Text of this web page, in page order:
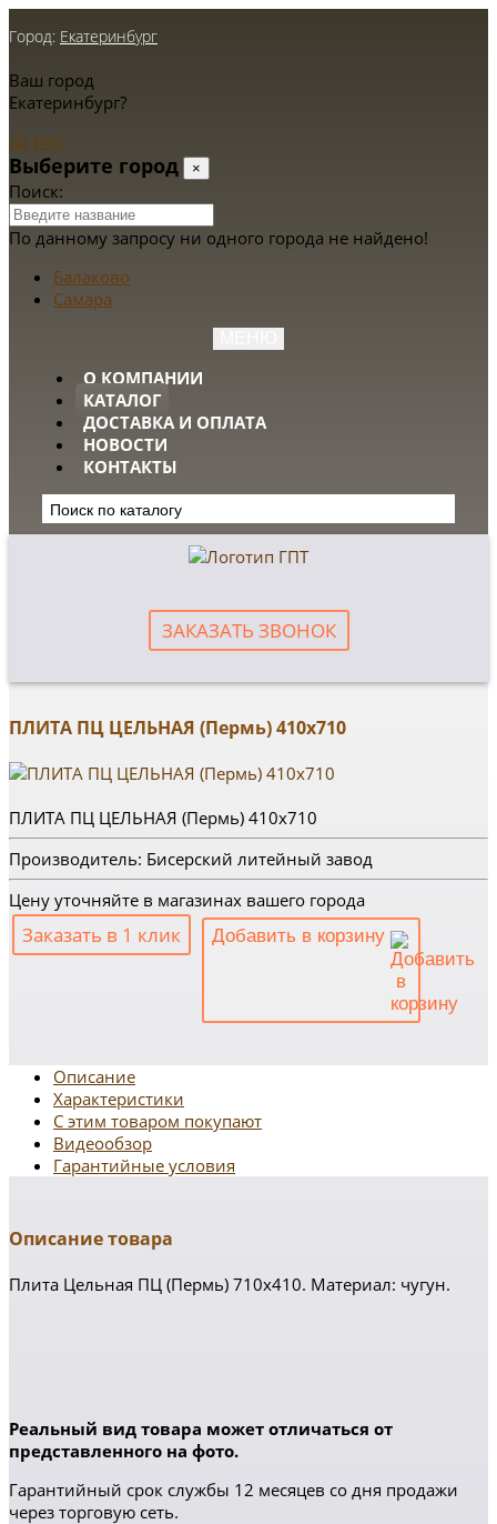
Город: Екатеринбург
Ваш город
Екатеринбург?
Да Нет
Выберите город ×
Поиск:
По данному запросу ни одного города не найдено!
Балаково
Самара
О КОМПАНИИ
КАТАЛОГ
ДОСТАВКА И ОПЛАТА
НОВОСТИ
КОНТАКТЫ
ЗАКАЗАТЬ ЗВОНОК
ПЛИТА ПЦ ЦЕЛЬНАЯ (Пермь) 410х710
ПЛИТА ПЦ ЦЕЛЬНАЯ (Пермь) 410х710
Производитель: Бисерский литейный завод
Цену уточняйте в магазинах вашего города
Заказать в 1 клик Добавить в корзину
Описание
Характеристики
С этим товаром покупают
Видеообзор
Гарантийные условия
Описание товара
Плита Цельная ПЦ (Пермь) 710х410. Материал: чугун.
Реальный вид товара может отличаться от
представленного на фото.
Гарантийный срок службы 12 месяцев со дня продажи
через торговую сеть.